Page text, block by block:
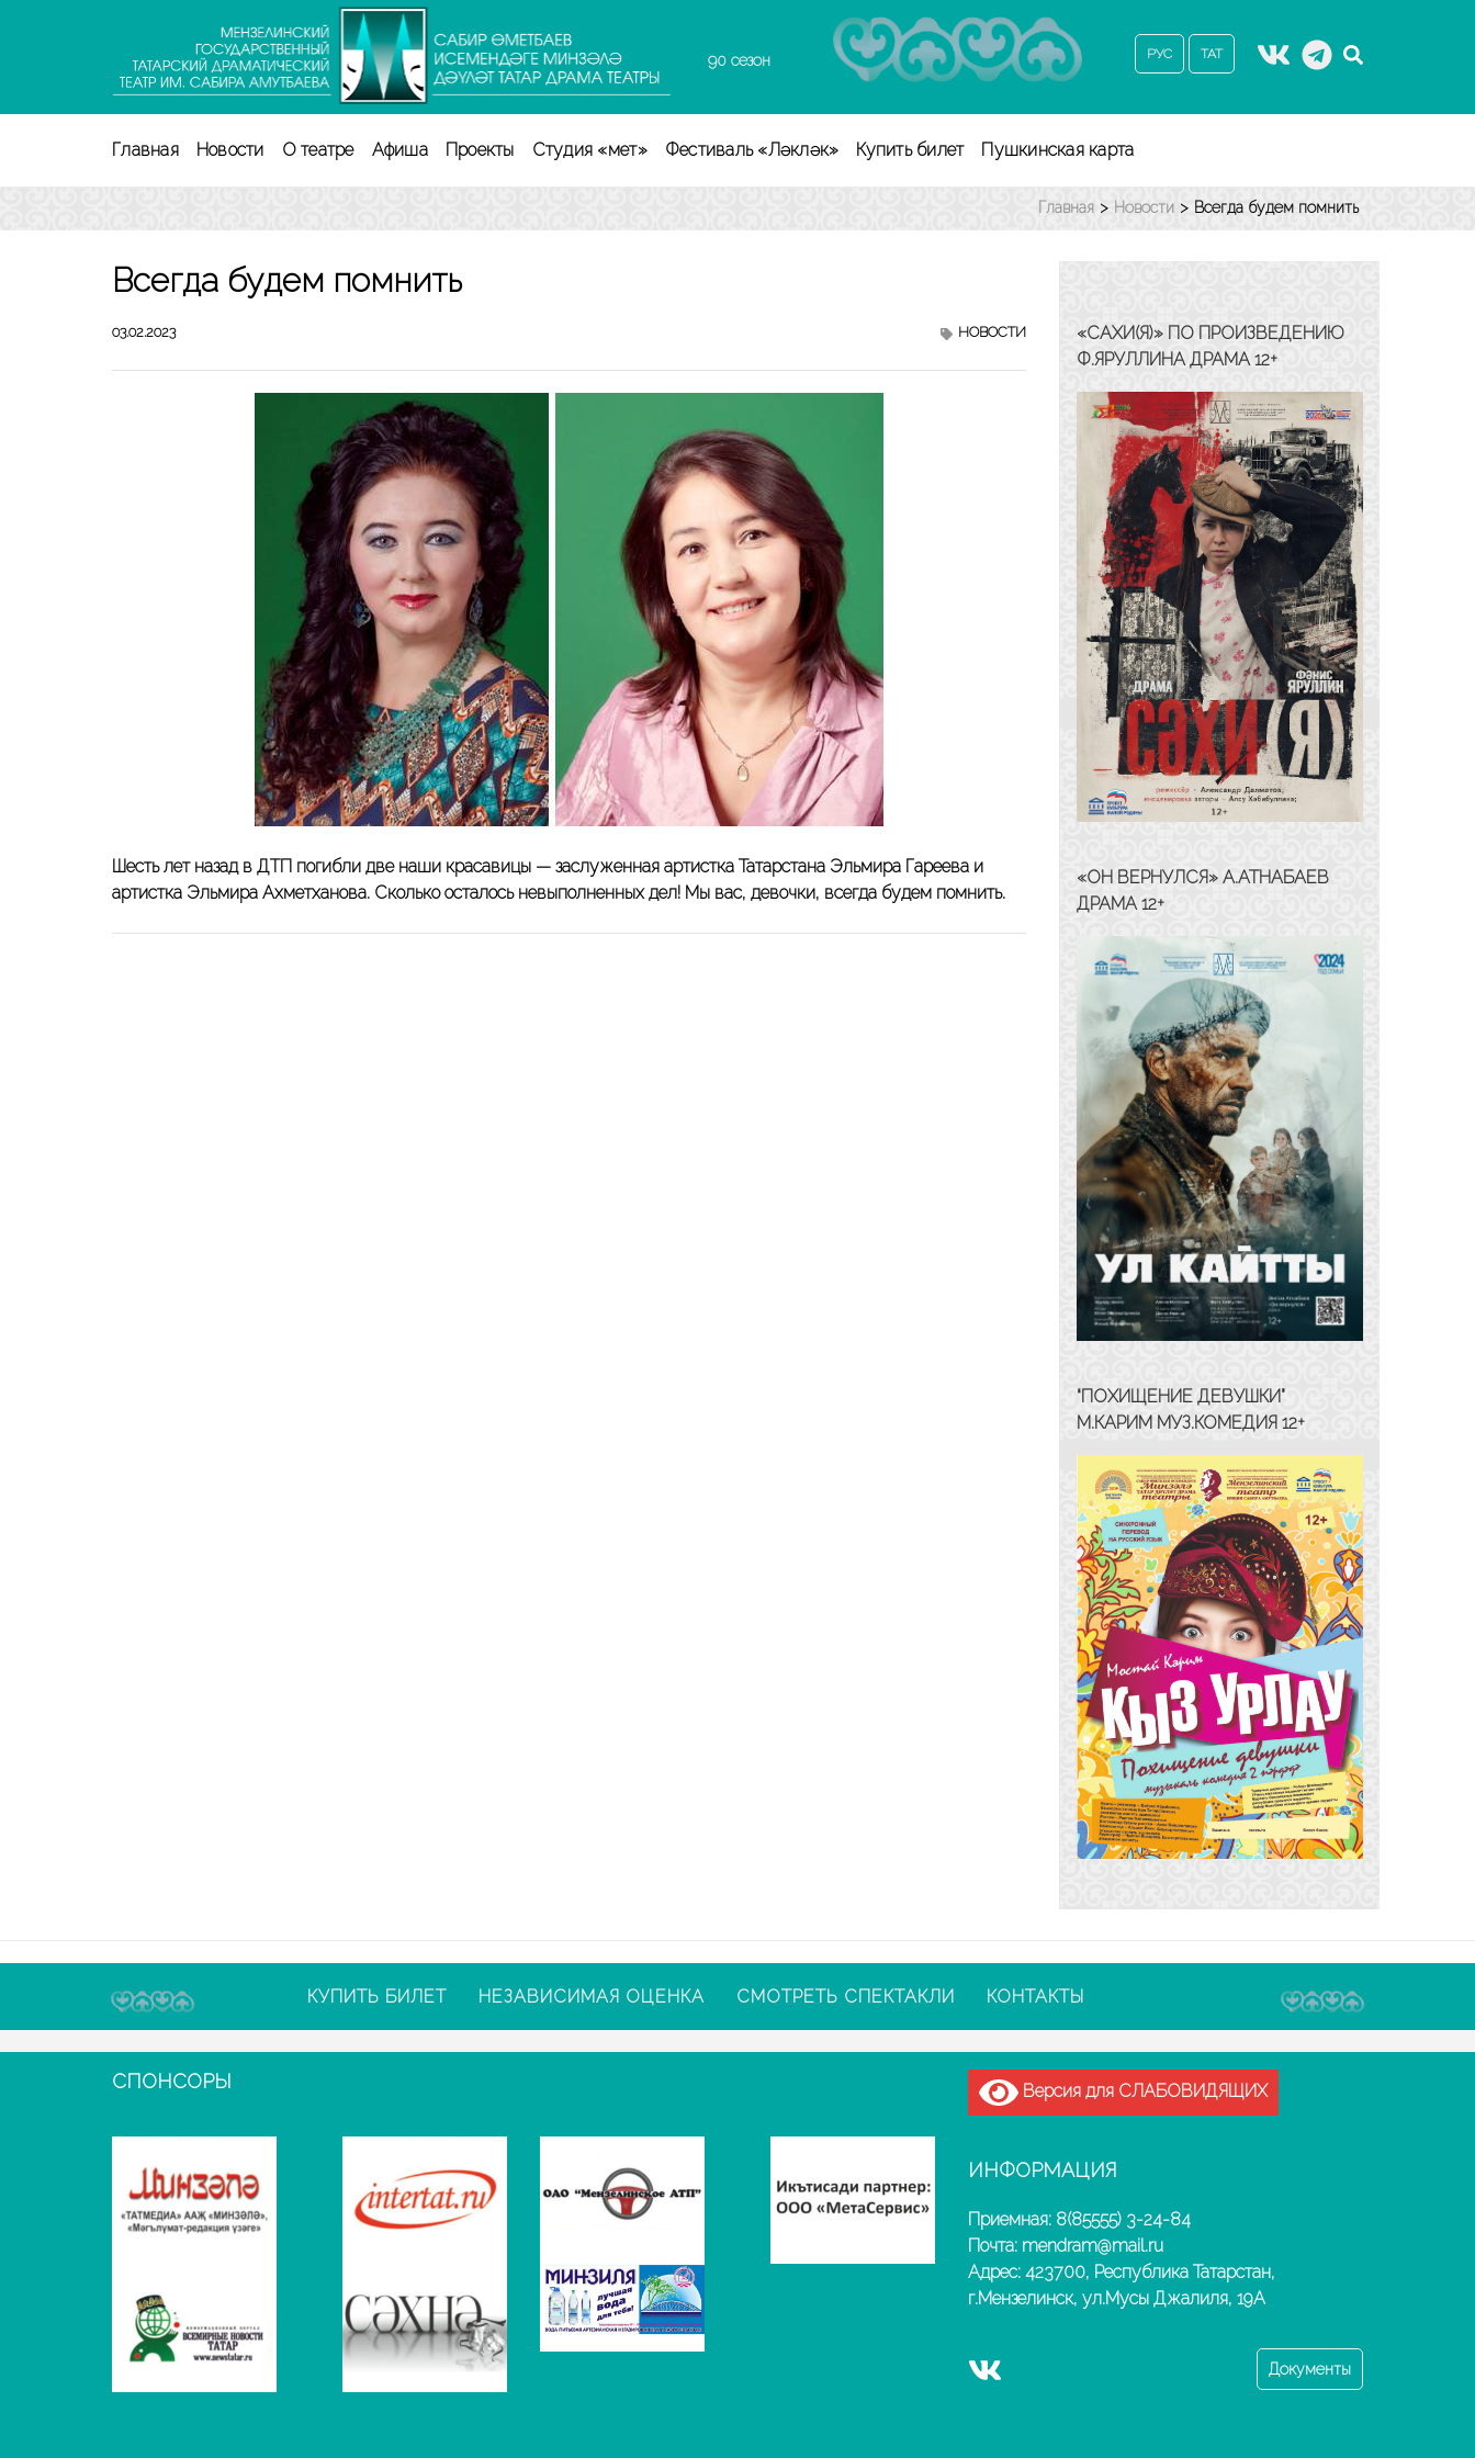
Enter)
90 сезон РУС ТАТ
Главная Новости О театре Афиша Проекты Студия «Өмет» Фестиваль «Ләкләк» Купить билет Пушкинская карта
Главная > Новости > Всегда будем помнить
Всегда будем помнить
03.02.2023 НОВОСТИ
Шесть лет назад в ДТП погибли две наши красавицы — заслуженная артистка Татарстана Эльмира Гареева и
артистка Эльмира Ахметханова. Сколько осталось невыполненных дел! Мы вас, девочки, всегда будем помнить.
«САХИ(Я)» ПО ПРОИЗВЕДЕНИЮ
Ф.ЯРУЛЛИНА ДРАМА 12+
«ОН ВЕРНУЛСЯ» А.АТНАБАЕВ
ДРАМА 12+
“ПОХИЩЕНИЕ ДЕВУШКИ”
М.КАРИМ МУЗ.КОМЕДИЯ 12+
КУПИТЬ БИЛЕТ НЕЗАВИСИМАЯ ОЦЕНКА СМОТРЕТЬ СПЕКТАКЛИ КОНТАКТЫ
СПОНСОРЫ Версия для СЛАБОВИДЯЩИХ
ИНФОРМАЦИЯ
Приемная: 8(85555) 3-24-84
Почта: mendram@mail.ru
Адрес: 423700, Республика Татарстан,
г.Мензелинск, ул.Мусы Джалиля, 19А
Документы